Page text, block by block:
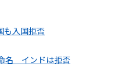
も入国拒否
名 インドは拒否